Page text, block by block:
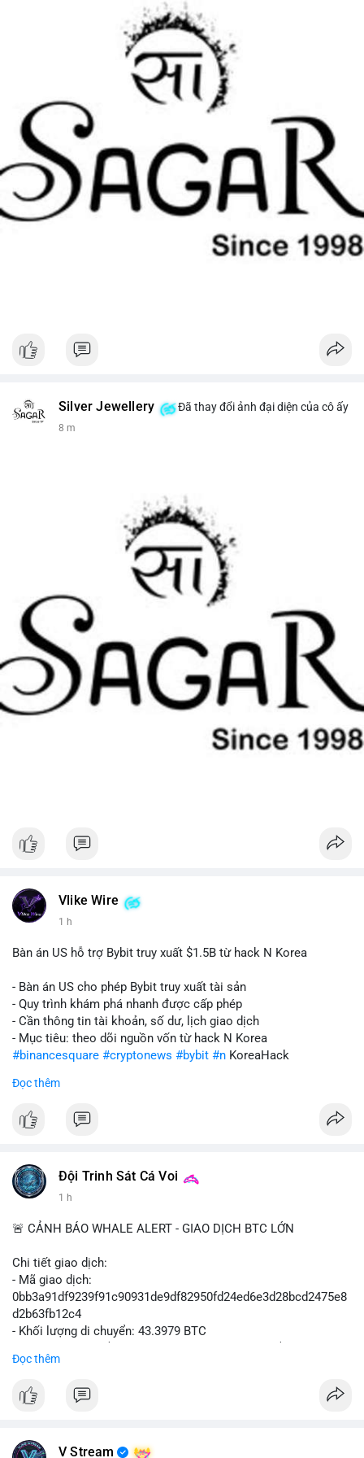
Silver Jewellery Đã thay đổi ảnh đại diện của cô ấy
8 m
Vlike Wire
1 h
Bàn án US hỗ trợ Bybit truy xuất $1.5B từ hack N Korea
- Bàn án US cho phép Bybit truy xuất tài sản
- Quy trình khám phá nhanh được cấp phép
- Cần thông tin tài khoản, số dư, lịch giao dịch
- Mục tiêu: theo dõi nguồn vốn từ hack N Korea
#binancesquare #cryptonews #bybit #n KoreaHack
$btc $eth
#vlikevn #titanbot
Đọc thêm
Đội Trinh Sát Cá Voi
1 h
🚨 CẢNH BÁO WHALE ALERT - GIAO DỊCH BTC LỚN
Chi tiết giao dịch:
- Mã giao dịch:
0bb3a91df9239f91c90931de9df82950fd24ed6e3d28bcd2475e8
d2b63fb12c4
- Khối lượng di chuyển: 43.3979 BTC
USD)
- Thời gian: 04:18
số đủ lớn để tạo áp lực thanh khoản tức thời. Hành vi này có
Đọc thêm
V Stream